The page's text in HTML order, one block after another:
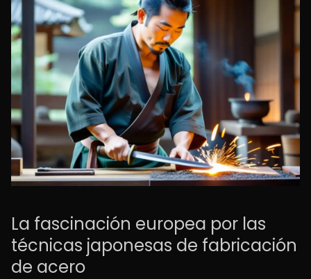
La fascinación europea por las
técnicas japonesas de fabricación
de acero